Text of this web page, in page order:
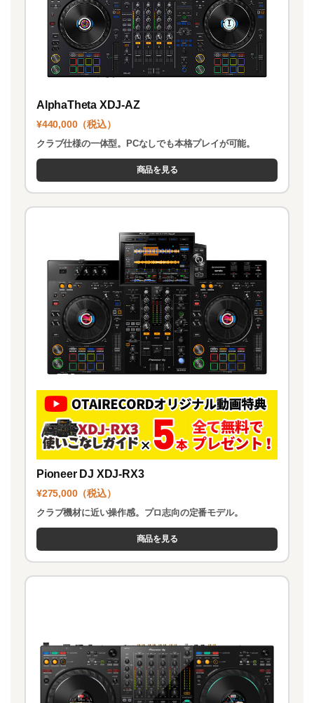
AlphaTheta XDJ-AZ
¥440,000（税込）
クラブ仕様の一体型。PCなしでも本格プレイが可能。
商品を見る
Pioneer DJ XDJ-RX3
¥275,000（税込）
クラブ機材に近い操作感。プロ志向の定番モデル。
商品を見る